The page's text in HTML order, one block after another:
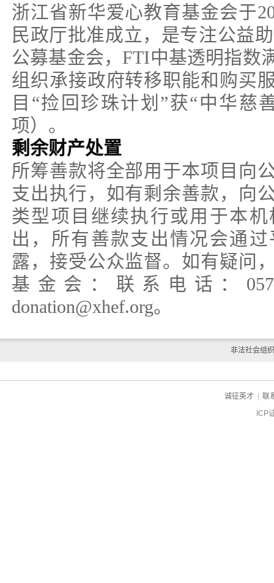
浙江省新华爱心教育基金会于
民政厅批准成立，是专注公益
公募基金会，FTI中基透明指数
组织承接政府转移职能和购买
目“捡回珍珠计划”获“中华慈
项）。
剩余财产处置
所筹善款将全部用于本项目向
支出执行，如有剩余善款，向
类型项目继续执行或用于本
出，所有善款支出情况会通
露，接受公众监督。如有疑问
基金会：联系电话：
donation@xhef.org。
非法社会组
诚征英才
联
ICP